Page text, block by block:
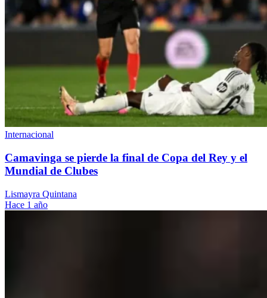
Internacional
Camavinga se pierde la final de Copa del Rey y el
Mundial de Clubes
Lismayra Quintana
Hace 1 año